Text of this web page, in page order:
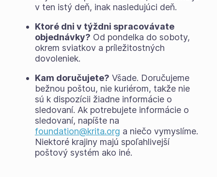
v ten istý deň, inak nasledujúci deň.
Ktoré dni v týždni spracovávate
objednávky? Od pondelka do soboty,
okrem sviatkov a príležitostných
dovoleniek.
Kam doručujete? Všade. Doručujeme
bežnou poštou, nie kuriérom, takže nie
sú k dispozícii žiadne informácie o
sledovaní. Ak potrebujete informácie o
sledovaní, napíšte na
foundation@krita.org a niečo vymyslíme.
Niektoré krajiny majú spoľahlivejší
poštový systém ako iné.